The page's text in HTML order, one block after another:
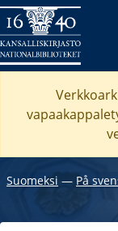
Suomeksi ― På